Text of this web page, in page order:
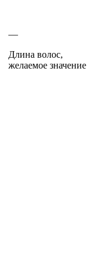
—
Длина волос,
желаемое значение